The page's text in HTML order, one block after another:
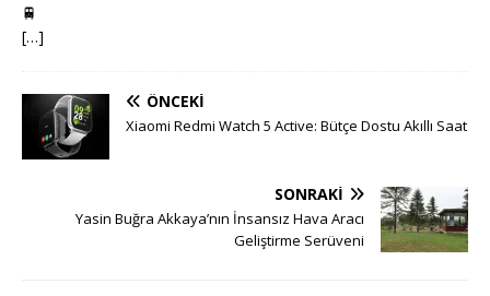
🚆
[…]
ÖNCEKI
Xiaomi Redmi Watch 5 Active: Bütçe Dostu Akıllı Saat
SONRAKI
Yasin Buğra Akkaya’nın İnsansız Hava Aracı
Geliştirme Serüveni